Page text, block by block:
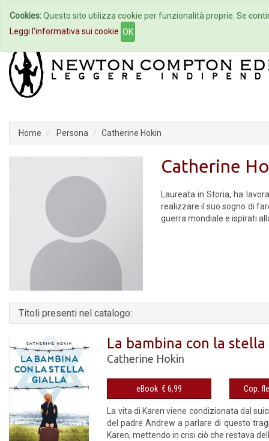
Home Autori Eventi
Home Persona Catherine Hokin
Catherine
Laureata in Storia, ha
realizzare il suo sogno di
guerra mondiale e ispirati
Titoli presenti nel catalogo:
La bambina con la
Catherine Hokin
eBook € 6,99
La vita di Karen viene condizionata dal
del padre Andrew a parlare di questo
Karen, mettendo in crisi ciò che restava
Cookies:Questo sito utilizza cookie per funzionalità proprie. Se
Leggi l'informativa sui cookie OK